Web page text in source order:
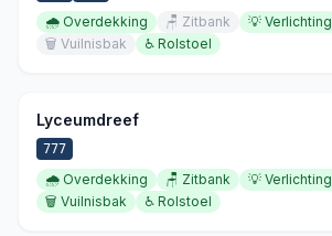
🌧️ Overdekking 🪑 Zitbank 💡 Verlichting
🗑️ Vuilnisbak ♿ Rolstoel
Lyceumdreef
777
🌧️ Overdekking 🪑 Zitbank 💡 Verlichting
🗑️ Vuilnisbak ♿ Rolstoel